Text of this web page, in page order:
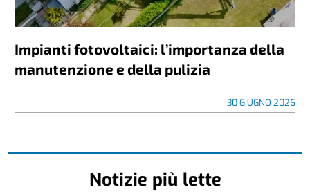
Impianti fotovoltaici: l’importanza della
manutenzione e della pulizia
30 GIUGNO 2026
Notizie più lette